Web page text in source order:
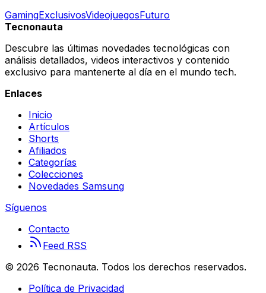
GamingExclusivosVideojuegosFuturo
Tecnonauta
Descubre las últimas novedades tecnológicas con
análisis detallados, videos interactivos y contenido
exclusivo para mantenerte al día en el mundo tech.
Enlaces
Inicio
Artículos
Shorts
Afiliados
Categorías
Colecciones
Novedades Samsung
Síguenos
Contacto
Feed RSS
© 2026 Tecnonauta. Todos los derechos reservados.
Política de Privacidad